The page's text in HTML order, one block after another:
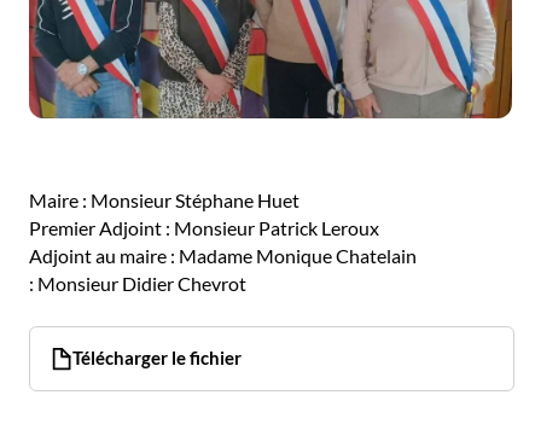
Maire : Monsieur Stéphane Huet
Premier Adjoint : Monsieur Patrick Leroux
Adjoint au maire : Madame Monique Chatelain
: Monsieur Didier Chevrot
Télécharger le fichier